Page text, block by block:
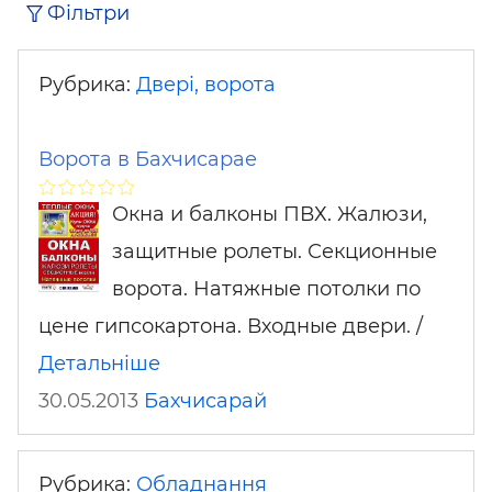
Фільтри
Рубрика: Двері, ворота
Ворота в Бахчисарае
Окна и балконы ПВХ. Жалюзи,
защитные ролеты. Секционные
ворота. Натяжные потолки по
цене гипсокартона. Входные двери. /
Детальніше
30.05.2013 Бахчисарай
Рубрика: Обладнання